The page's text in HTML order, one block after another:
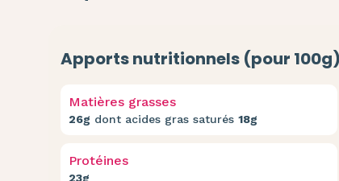
Apports nutritionnels (pour 100g)
Matières grasses
26g dont acides gras saturés 18g
Protéines
23g